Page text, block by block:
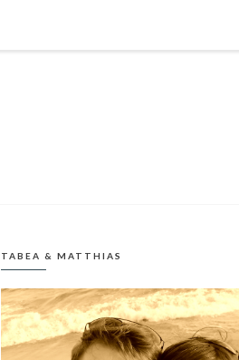
TABEA & MATTHIAS